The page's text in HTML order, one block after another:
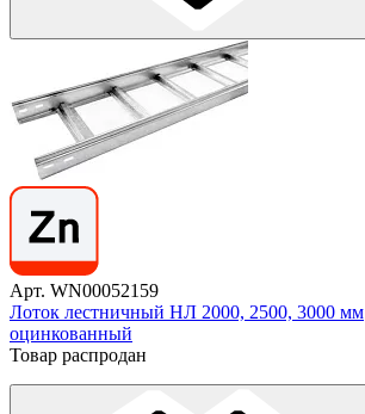
Арт. WN00052159
Лоток лестничный НЛ 2000, 2500, 3000 мм
оцинкованный
Товар распродан